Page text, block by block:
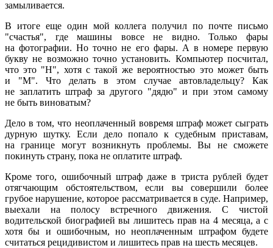
замыливается.
В итоге еще один мой коллега получил по почте письмо
"счастья", где машины вовсе не видно. Только фары
на фотографии. Но точно не его фары. А в номере первую
букву не возможно точно установить. Компьютер посчитал,
что это "Н", хотя с такой же вероятностью это может быть
и "М". Что делать в этом случае автовладельцу? Как
не заплатить штраф за другого "дядю" и при этом самому
не быть виноватым?
Дело в том, что неоплаченный вовремя штраф может сыграть
дурную шутку. Если дело попало к судебным приставам,
на границе могут возникнуть проблемы. Вы не сможете
покинуть страну, пока не оплатите штраф.
Кроме того, ошибочный штраф даже в триста рублей будет
отягчающим обстоятельством, если вы совершили более
грубое нарушение, которое рассматривается в суде. Например,
выехали на полосу встречного движения. С чистой
водительской биографией вы лишитесь прав на 4 месяца, а с
хотя бы и ошибочным, но неоплаченным штрафом будете
считаться рецидивистом и лишитесь прав на шесть месяцев.